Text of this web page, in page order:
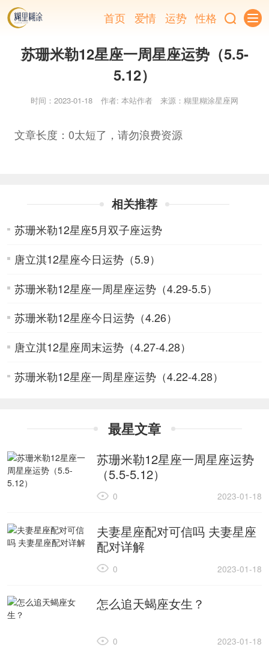
首页 爱情 运势 性格
苏珊米勒12星座一周星座运势（5.5-
5.12）
时间：2023-01-18 作者: 本站作者 来源：糊里糊涂星座网
文章长度：0太短了，请勿浪费资源
相关推荐
苏珊米勒12星座5月双子座运势
唐立淇12星座今日运势（5.9）
苏珊米勒12星座一周星座运势（4.29-5.5）
苏珊米勒12星座今日运势（4.26）
唐立淇12星座周末运势（4.27-4.28）
苏珊米勒12星座一周星座运势（4.22-4.28）
最星文章
苏珊米勒12星座一周星座运势
（5.5-5.12）
2023-01-18
0
夫妻星座配对可信吗 夫妻星座
配对详解
2023-01-18
0
怎么追天蝎座女生？
2023-01-18
0